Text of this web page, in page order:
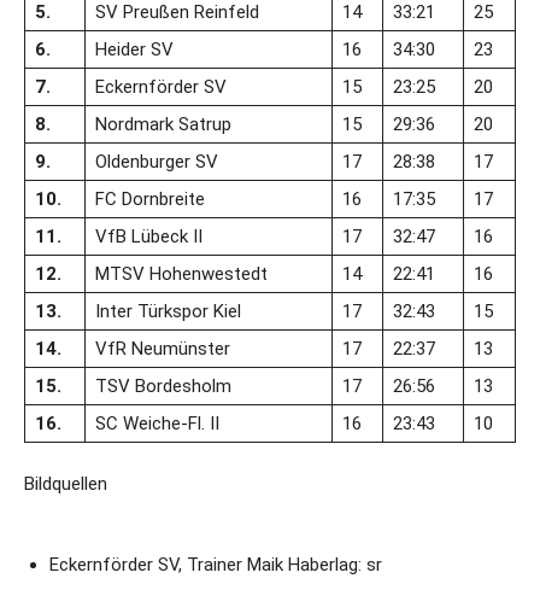
5.
SV Preußen Reinfeld 14 33:21
25
6.
Heider SV 16 34:30
23
7.
Eckernförder SV 15 23:25
20
8.
Nordmark Satrup 15 29:36
20
9.
Oldenburger SV 17 28:38
17
10.
FC Dornbreite 16 17:35
17
11.
VfB Lübeck II 17 32:47
16
12.
MTSV Hohenwestedt 14 22:41
16
13.
Inter Türkspor Kiel 17 32:43
15
14.
VfR Neumünster 17 22:37
13
15.
TSV Bordesholm 17 26:56
13
16.
SC Weiche-Fl. II 16 23:43 10
Bildquellen
Eckernförder SV, Trainer Maik Haberlag: sr